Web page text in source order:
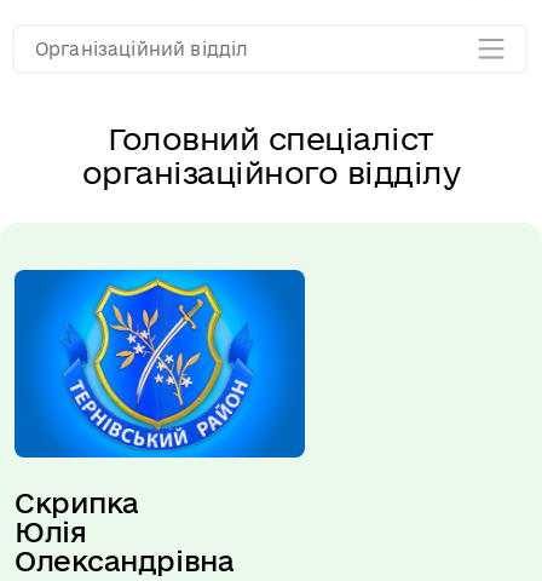
Головний спеціаліст
організаційного відділу
Скрипка
Юлія
Олександрівна
Організаційний відділ
Мапа розділу